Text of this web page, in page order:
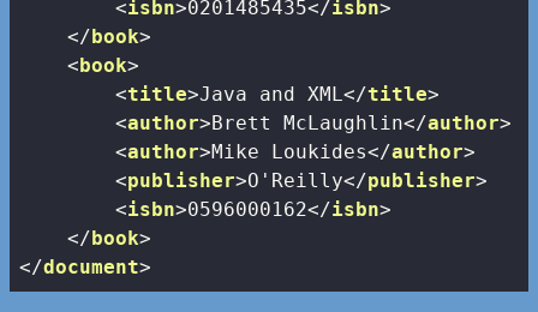
<isbn>0201485435</isbn>
</book>
<book>
<title>Java and XML</title>
<author>Brett McLaughlin</author>
<author>Mike Loukides</author>
<publisher>O'Reilly</publisher>
<isbn>0596000162</isbn>
</book>
</document>